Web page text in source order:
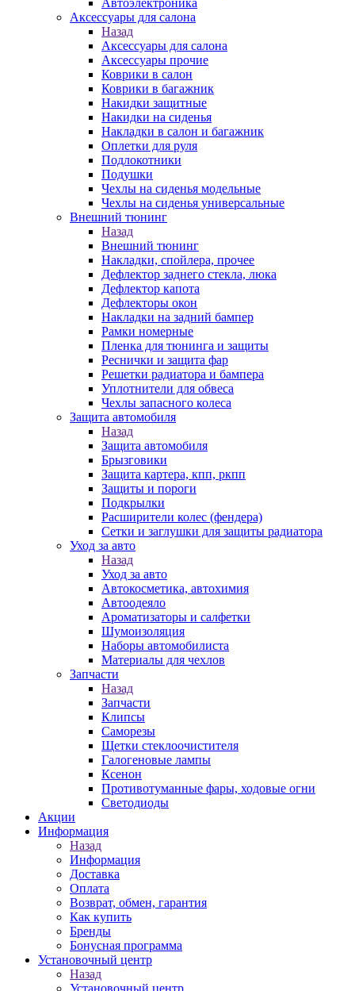
Автоэлектроника
Аксессуары для салона
Назад
Аксессуары для салона
Аксессуары прочие
Коврики в салон
Коврики в багажник
Накидки защитные
Накидки на сиденья
Накладки в салон и багажник
Оплетки для руля
Подлокотники
Подушки
Чехлы на сиденья модельные
Чехлы на сиденья универсальные
Внешний тюнинг
Назад
Внешний тюнинг
Накладки, спойлера, прочее
Дефлектор заднего стекла, люка
Дефлектор капота
Дефлекторы окон
Накладки на задний бампер
Рамки номерные
Пленка для тюнинга и защиты
Реснички и защита фар
Решетки радиатора и бампера
Уплотнители для обвеса
Чехлы запасного колеса
Защита автомобиля
Назад
Защита автомобиля
Брызговики
Защита картера, кпп, ркпп
Защиты и пороги
Подкрылки
Расширители колес (фендера)
Сетки и заглушки для защиты радиатора
Уход за авто
Назад
Уход за авто
Автокосметика, автохимия
Автоодеяло
Ароматизаторы и салфетки
Шумоизоляция
Наборы автомобилиста
Материалы для чехлов
Запчасти
Назад
Запчасти
Клипсы
Саморезы
Щетки стеклоочистителя
Галогеновые лампы
Ксенон
Противотуманные фары, ходовые огни
Светодиоды
Акции
Информация
Назад
Информация
Доставка
Оплата
Возврат, обмен, гарантия
Как купить
Бренды
Бонусная программа
Установочный центр
Назад
Установочный центр